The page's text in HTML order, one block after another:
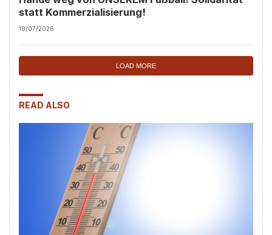
statt Kommerzialisierung!
19/07/2026
LOAD MORE
READ ALSO